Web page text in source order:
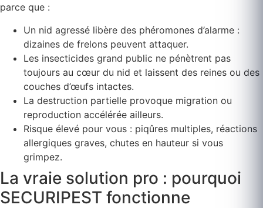
parce que :
Un nid agressé libère des phéromones d’alarme :
dizaines de frelons peuvent attaquer.
Les insecticides grand public ne pénètrent pas
toujours au cœur du nid et laissent des reines ou des
couches d’œufs intactes.
La destruction partielle provoque migration ou
reproduction accélérée ailleurs.
Risque élevé pour vous : piqûres multiples, réactions
allergiques graves, chutes en hauteur si vous
grimpez.
La vraie solution pro : pourquoi
SECURIPEST fonctionne